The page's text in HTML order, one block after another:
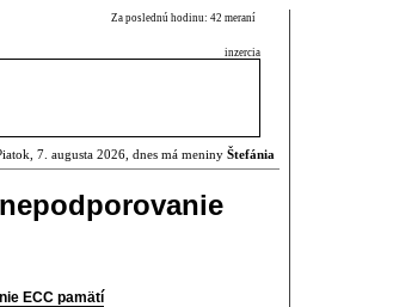
Za poslednú hodinu: 42 meraní
inzercia
7. augusta 2026, dnes má meniny Štefánia
ECC pamätí